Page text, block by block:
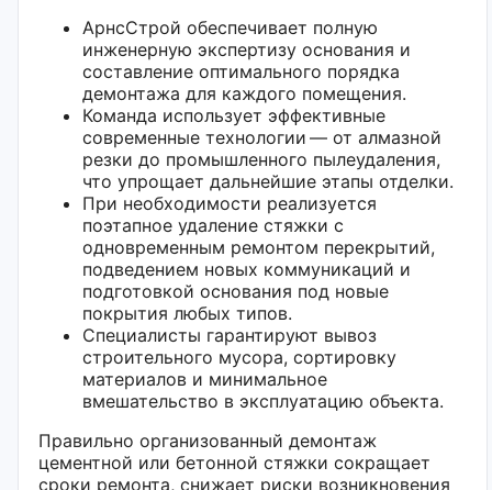
АрнсСтрой обеспечивает полную
инженерную экспертизу основания и
составление оптимального порядка
демонтажа для каждого помещения.
Команда использует эффективные
современные технологии — от алмазной
резки до промышленного пылеудаления,
что упрощает дальнейшие этапы отделки.
При необходимости реализуется
поэтапное удаление стяжки с
одновременным ремонтом перекрытий,
подведением новых коммуникаций и
подготовкой основания под новые
покрытия любых типов.
Специалисты гарантируют вывоз
строительного мусора, сортировку
материалов и минимальное
вмешательство в эксплуатацию объекта.
Правильно организованный демонтаж
цементной или бетонной стяжки сокращает
сроки ремонта, снижает риски возникновения